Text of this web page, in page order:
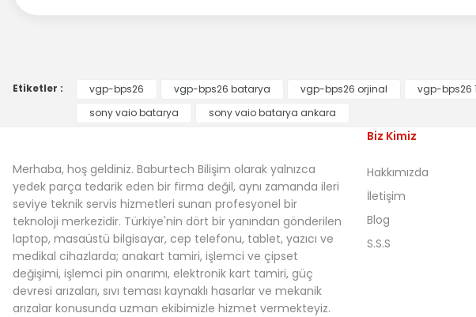
Etiketler : vgp-bps26 vgp-bps26 batarya vgp-bps26 orjinal vgp-bps26
sony vaio batarya
sony vaio batarya ankara
Merhaba, hoş geldiniz. Baburtech Bilişim olarak yalnızca
yedek parça tedarik eden bir firma değil, aynı zamanda ileri
seviye teknik servis hizmetleri sunan profesyonel bir
teknoloji merkezidir. Türkiye'nin dört bir yanından gönderilen
laptop, masaüstü bilgisayar, cep telefonu, tablet, yazıcı ve
medikal cihazlarda; anakart tamiri, işlemci ve çipset
değişimi, işlemci pin onarımı, elektronik kart tamiri, güç
devresi arızaları, sıvı teması kaynaklı hasarlar ve mekanik
arızalar konusunda uzman ekibimizle hizmet vermekteyiz.
Biz Kimiz
Hakkımızda
İletişim
Blog
S.S.S